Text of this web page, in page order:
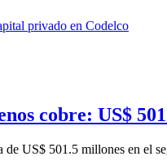
cobre: US$
US$ 501.5 millones en el